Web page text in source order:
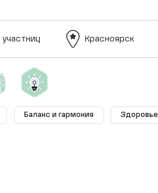
Красноярск
Баланс и гармония Здоровье